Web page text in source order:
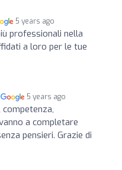
5 years ago
professionali nella
a loro per le tue
5 years ago
competenza,
a completare
pensieri. Grazie di